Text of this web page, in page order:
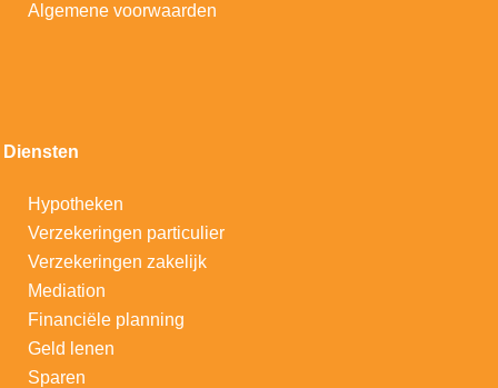
Algemene voorwaarden
Diensten
Hypotheken
Verzekeringen particulier
Verzekeringen zakelijk
Mediation
Financiële planning
Geld lenen
Sparen